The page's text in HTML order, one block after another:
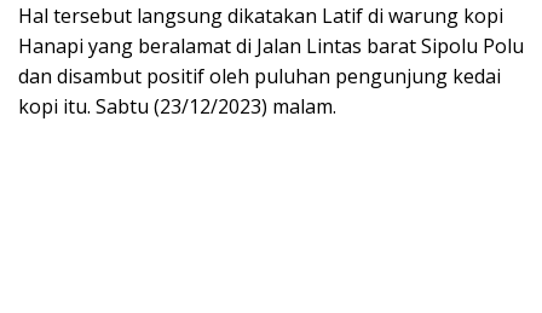
Hal tersebut langsung dikatakan Latif di warung kopi
Hanapi yang beralamat di Jalan Lintas barat Sipolu Polu
dan disambut positif oleh puluhan pengunjung kedai
kopi itu. Sabtu (23/12/2023) malam.